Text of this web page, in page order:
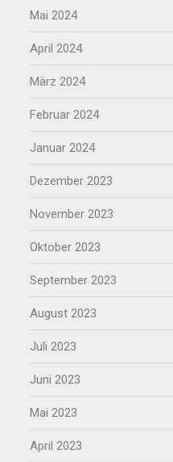
Mai 2024
April 2024
März 2024
Februar 2024
Januar 2024
Dezember 2023
November 2023
Oktober 2023
September 2023
August 2023
Juli 2023
Juni 2023
Mai 2023
April 2023